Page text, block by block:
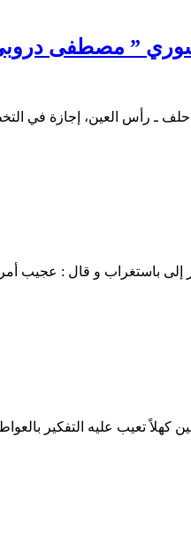
” مصطفى
إلى باستغراب و قال : عجيب
كهلاً تعيب عليه التفكير